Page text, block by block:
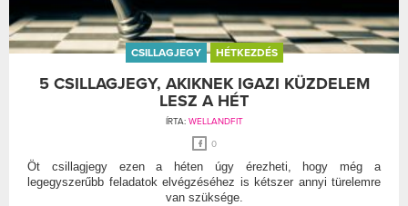
CSILLAGJEGY HÉTKEZDÉS
5 CSILLAGJEGY, AKIKNEK IGAZI KÜZDELEM
LESZ A HÉT
ÍRTA: WELLANDFIT
0
Öt csillagjegy ezen a héten úgy érezheti, hogy még a
legegyszerűbb feladatok elvégzéséhez is kétszer annyi türelemre
van szüksége.